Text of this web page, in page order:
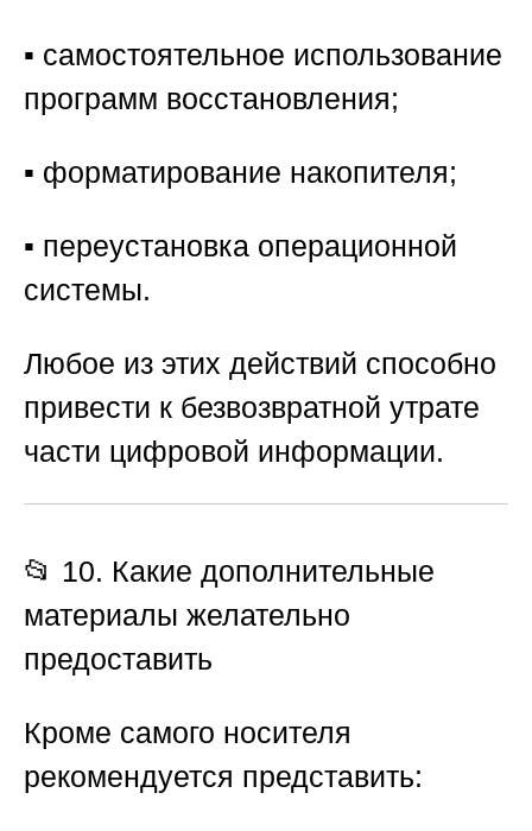
▪️ самостоятельное использование
программ восстановления;
▪️ форматирование накопителя;
▪️ переустановка операционной
системы.
Любое из этих действий способно
привести к безвозвратной утрате
части цифровой информации.
📂 10. Какие дополнительные
материалы желательно
предоставить
Кроме самого носителя
рекомендуется представить: